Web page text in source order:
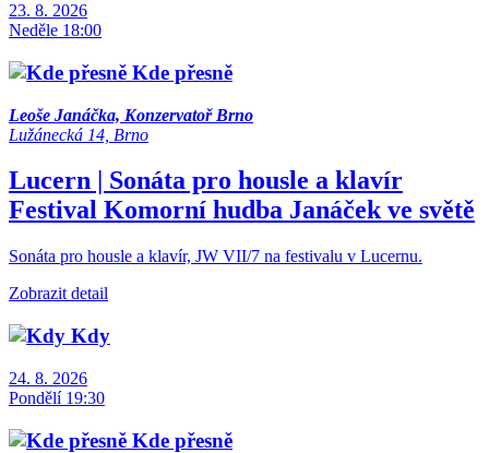
23. 8. 2026
Neděle 18:00
Kde přesně
Leoše Janáčka, Konzervatoř Brno
Lužánecká 14, Brno
Lucern | Sonáta pro housle a klavír
Festival Komorní hudba Janáček ve světě
Sonáta pro housle a klavír, JW VII/7 na festivalu v Lucernu.
Zobrazit detail
Kdy
24. 8. 2026
Pondělí 19:30
Kde přesně